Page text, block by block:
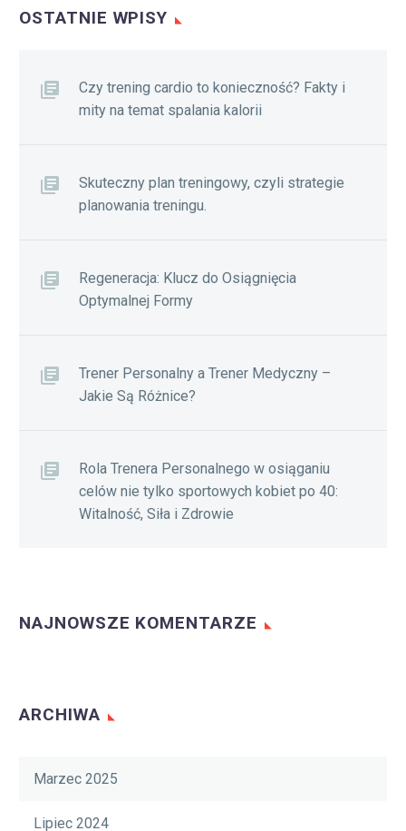
OSTATNIE WPISY
Czy trening cardio to konieczność? Fakty i
mity na temat spalania kalorii
Skuteczny plan treningowy, czyli strategie
planowania treningu.
Regeneracja: Klucz do Osiągnięcia
Optymalnej Formy
Trener Personalny a Trener Medyczny –
Jakie Są Różnice?
Rola Trenera Personalnego w osiąganiu
celów nie tylko sportowych kobiet po 40:
Witalność, Siła i Zdrowie
NAJNOWSZE KOMENTARZE
ARCHIWA
Marzec 2025
Lipiec 2024